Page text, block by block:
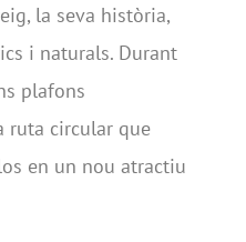
la seva història,
i naturals. Durant
plafons
ruta circular que
en un nou atractiu